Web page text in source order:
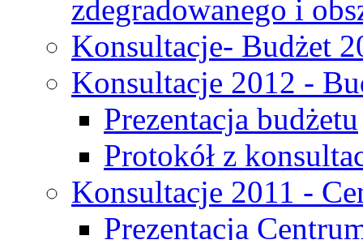
zdegradowanego i
Konsultacje- Budżet
Konsultacje 2012 -
Prezentacja budżetu
Protokół z
Konsultacje 2011 -
Prezentacja